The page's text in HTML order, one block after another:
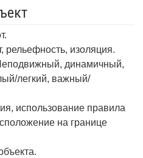
рельефность, изоляция.
динамичный,
легкий, важный/
использование правила
на границе